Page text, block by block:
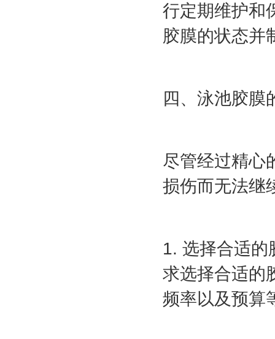
行定期维护和
胶膜的状态并
四、泳池胶膜
尽管经过精心
损伤而无法继
1. 选择合适的
求选择合适的
频率以及预算